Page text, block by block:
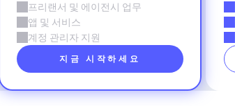
프리랜서 및 에이전시 업무
앱 및 서비스
계정 관리자 지원
지금 시작하세요